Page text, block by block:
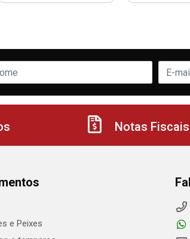
Notas Fiscais
e Peixes